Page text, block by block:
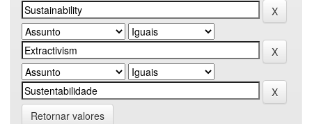
Retornar valores